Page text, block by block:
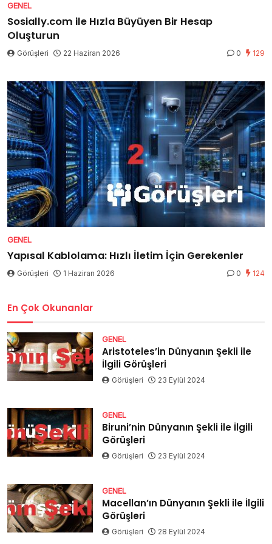
GENEL
Sosially.com ile Hızla Büyüyen Bir Hesap
Oluşturun
Görüşleri 22 Haziran 2026 0 129
GENEL
Yapısal Kablolama: Hızlı İletim İçin Gerekenler
Görüşleri 1 Haziran 2026 0 124
En Çok Okunanlar
GENEL
Aristoteles’in Dünyanın Şekli ile
İlgili Görüşleri
Görüşleri 23 Eylül 2024
GENEL
Biruni’nin Dünyanın Şekli ile İlgili
Görüşleri
Görüşleri 23 Eylül 2024
GENEL
Macellan’ın Dünyanın Şekli ile İlgili
Görüşleri
Görüşleri 28 Eylül 2024